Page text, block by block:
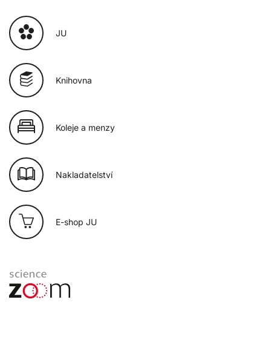
JU
Knihovna
Koleje a menzy
Nakladatelství
E-shop JU